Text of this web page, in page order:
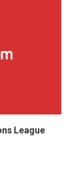
League